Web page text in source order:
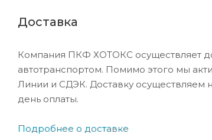
Доставка
Компания ПКФ ХОТОКС осуществляет
автотранспортом. Помимо этого мы
Линии и СДЭК. Доставку осуществляем
день оплаты.
Подробнее о доставке